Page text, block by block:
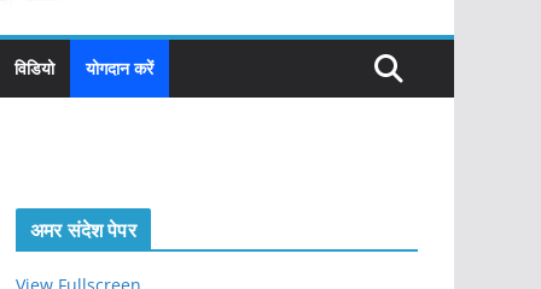
विडियो योगदान करें
अमर संदेश पेपर